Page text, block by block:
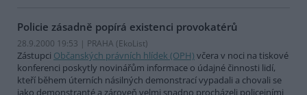
Policie zásadně popírá existenci provokatérů
28.9.2000 19:53 | PRAHA (EkoList)
Zástupci Občanských právních hlídek (OPH) včera v noci na tiskové
konferenci poskytly novinářům informace o údajné činnosti lidí,
kteří během úterních násilných demonstrací vypadali a chovali se
jako demonstranté a zároveň velmi snadno procházeli policejními